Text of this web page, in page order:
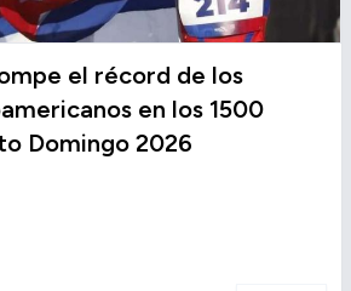
el récord de los
en los 1500
Domingo 2026